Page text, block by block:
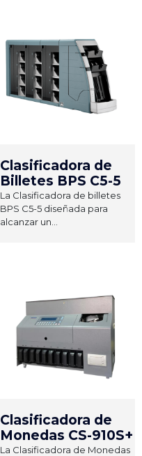
Clasificadora de
Billetes BPS C5-5
La Clasificadora de billetes
BPS C5-5 diseñada para
alcanzar un...
Clasificadora de
Monedas CS-910S+
La Clasificadora de Monedas